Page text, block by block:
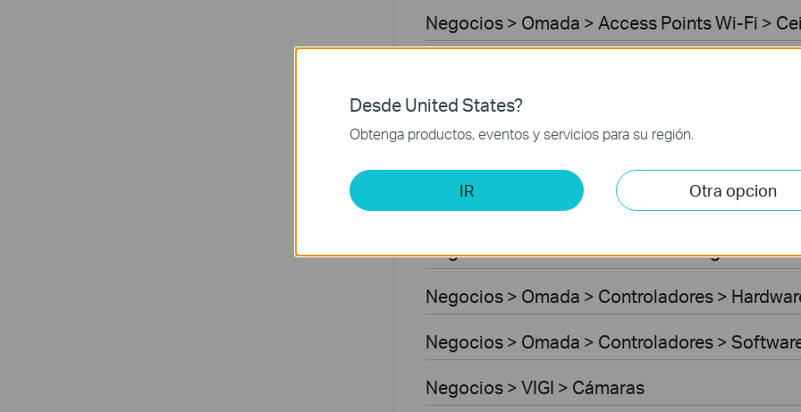
Negocios > Omada > Access Points Wi-Fi >
Negocios > Omada > Switches > Access
Negocios > Omada > Routers > Wired
Negocios > Omada > Routers > Integrated
Negocios > Omada > Controladores >
Negocios > Omada > Controladores >
Negocios > VIGI > Cámaras
Desde United States?
Obtenga productos, eventos y servicios para su región.
IR Otra opcion